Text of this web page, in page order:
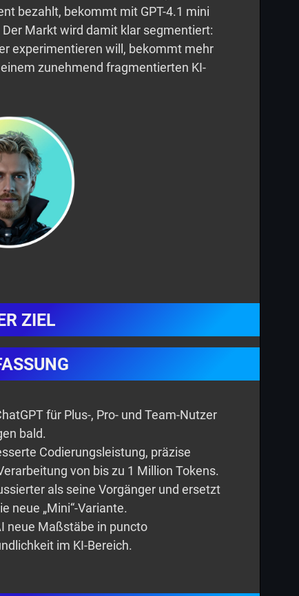
bezahlt, bekommt mit GPT-4.1 mini
Markt wird damit klar segmentiert:
experimentieren will, bekommt mehr
zunehmend fragmentierten KI-
ZIEL
für Plus-, Pro- und Team-Nutzer
bald.
Codierungsleistung, präzise
von bis zu 1 Million Tokens.
als seine Vorgänger und ersetzt
neue „Mini“-Variante.
neue Maßstäbe in puncto
im KI-Bereich.